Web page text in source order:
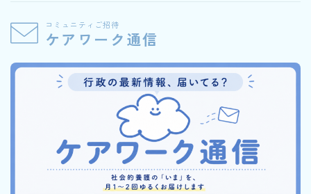
コミュニティご招待
ケアワーク通信